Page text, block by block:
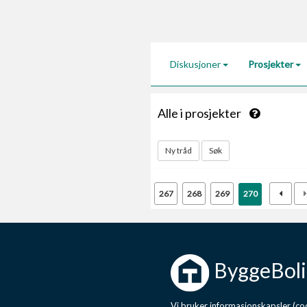
Diskusjoner Prosjekter
Alle i prosjekter
Ny tråd Søk
267 268 269 270